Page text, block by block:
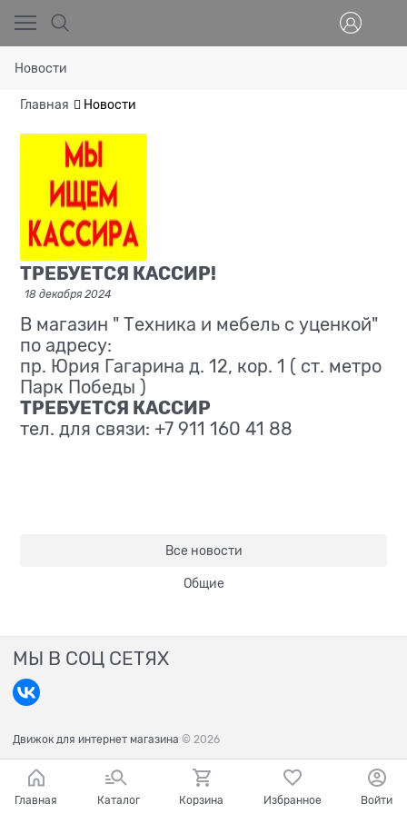
Новости
Главная Новости
ТРЕБУЕТСЯ КАССИР!
18 декабря 2024
В магазин " Техника и мебель с уценкой"
по адресу:
пр. Юрия Гагарина д. 12, кор. 1 ( ст. метро
Парк Победы )
ТРЕБУЕТСЯ КАССИР
тел. для связи: +7 911 160 41 88
Все новости
Общие
МЫ В СОЦ СЕТЯХ
Движок для интернет магазина © 2026
Главная Каталог Корзина Избранное Войти